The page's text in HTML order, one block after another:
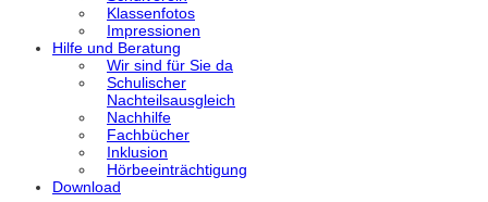
Klassenfotos
Impressionen
Hilfe und Beratung
Wir sind für Sie da
Schulischer
Nachteilsausgleich
Nachhilfe
Fachbücher
Inklusion
Hörbeeinträchtigung
Download